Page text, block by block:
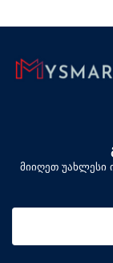
მიიღეთ უახლესი